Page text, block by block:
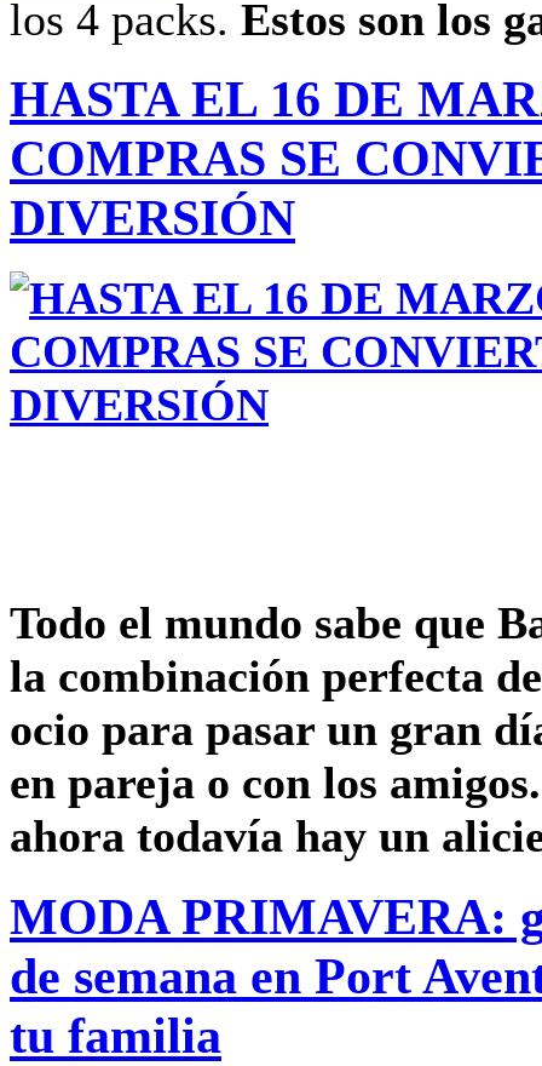
los 4 packs. Estos son los
HASTA EL 16 DE
COMPRAS SE
DIVERSIÓN
Todo el mundo sabe que
la combinación perfecta
ocio para pasar un gran
en pareja o con los amigos.
ahora todavía hay un
MODA PRIMAVERA:
de semana en Port
tu familia